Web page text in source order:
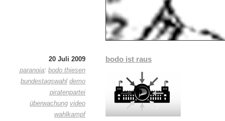
20 Juli 2009
paranoia: bodo thiesen
bundestagswahl demo
piratenpartei
überwachung video
wahlkampf
bodo ist raus